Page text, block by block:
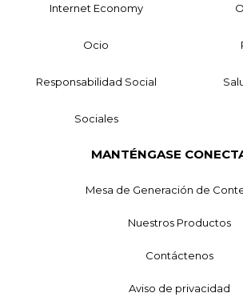
Internet Economy
Ocio
Responsabilidad Social
Sociales
MANTÉNGASE
Mesa de Generación de
Nuestros Productos
Contáctenos
Aviso de privacidad